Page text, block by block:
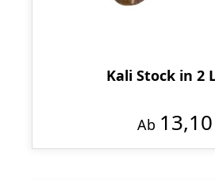
Kali Stock in 2
Ab